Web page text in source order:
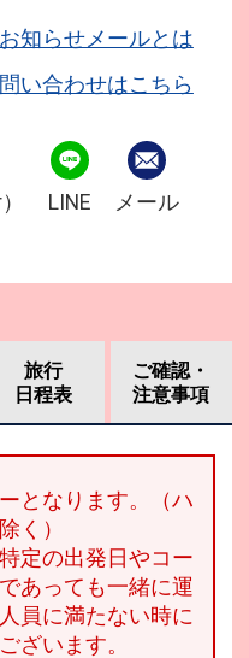
知らせメールとは
い合わせはこちら
LINE メール
旅行
日程表
ご確認・
注意事項
となります。（ハ
く）
定の出発日やコー
あっても一緒に運
員に満たない時に
ざいます。